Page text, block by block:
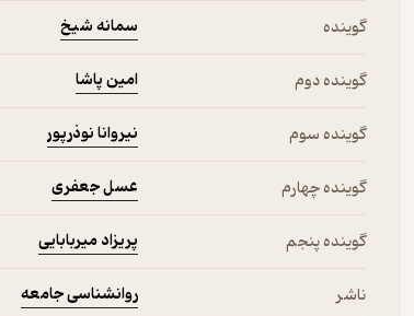
گوینده سمانه شیخ
گوینده دوم امین پاشا
گوینده سوم نیروانا نوذرپور
گوینده چهارم عسل جعفری
گوینده پنجم پریزاد میربابایی
ناشر روانشناسی جامعه